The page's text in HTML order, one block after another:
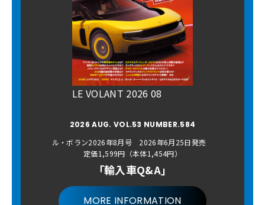
LE VOLANT 2026 08
2026 AUG. VOL.53 NUMBER.584
ル・ボラン2026年8月号 2026年6月25日発売
定価1,599円（本体1,454円）
「輸入車Q&A」
MORE INFORMATION